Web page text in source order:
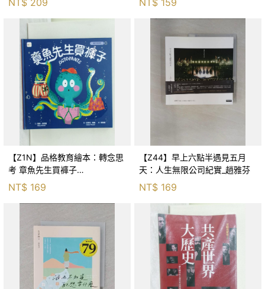
NT$ 209 NT$ 159
【Z1N】品格教育繪本：轉念思
考 章魚先生買褲子
(Octopants)_蘇西‧西尼爾, 黃筱
NT$ 169
【Z44】早上六點半遇見五月
天：人生無限公司紀實_趙雅芬
NT$ 169